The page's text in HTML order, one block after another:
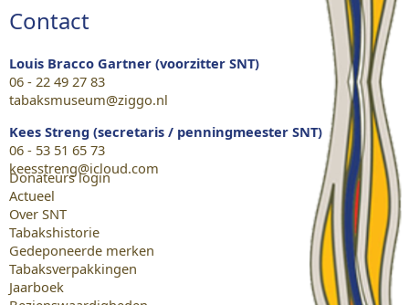
Contact
Louis Bracco Gartner (voorzitter SNT)
06 - 22 49 27 83
tabaksmuseum@ziggo.nl
Kees Streng (secretaris / penningmeester SNT)
06 - 53 51 65 73
keesstreng@icloud.com
Donateurs login
Actueel
Over SNT
Tabakshistorie
Gedeponeerde merken
Tabaksverpakkingen
Jaarboek